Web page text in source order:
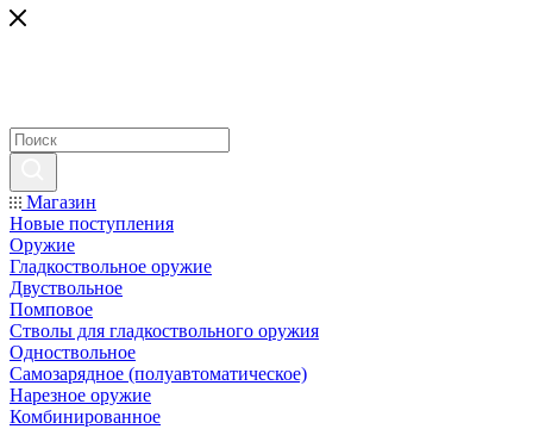
Магазин
Новые поступления
Оружие
Гладкоствольное оружие
Двуствольное
Помповое
Стволы для гладкоствольного оружия
Одноствольное
Самозарядное (полуавтоматическое)
Нарезное оружие
Комбинированное